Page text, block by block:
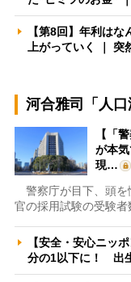
【第8回】年利は
上がっていく ｜
河合雅司「人口
【「
が本
現…
警察庁が目下、頭を
官の採用試験の受験
【安全・安心ニッ
分の1以下に！ 出